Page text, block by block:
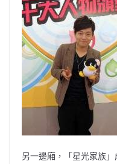
另一邊廂，「星光家族」